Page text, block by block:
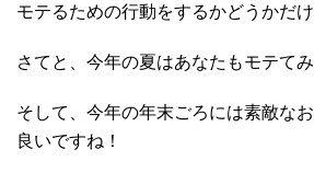
モテるための行動をするかどうかだけ
さてと、今年の夏はあなたもモテて
そして、今年の年末ごろには素敵な
良いですね！